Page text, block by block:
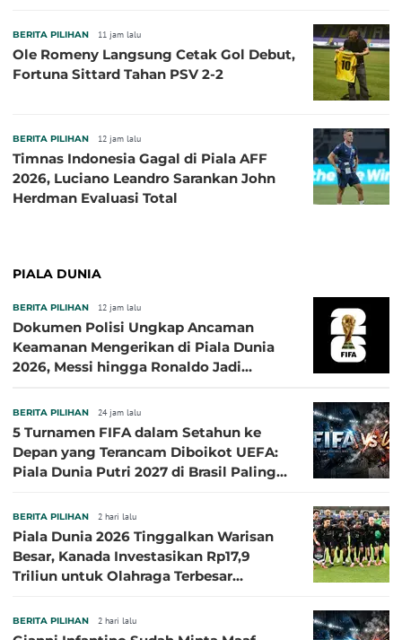
BERITA PILIHAN 11 jam lalu
Ole Romeny Langsung Cetak Gol Debut,
Fortuna Sittard Tahan PSV 2-2
BERITA PILIHAN 12 jam lalu
Timnas Indonesia Gagal di Piala AFF
2026, Luciano Leandro Sarankan John
Herdman Evaluasi Total
PIALA DUNIA
BERITA PILIHAN 12 jam lalu
Dokumen Polisi Ungkap Ancaman
Keamanan Mengerikan di Piala Dunia
2026, Messi hingga Ronaldo Jadi
BERITA PILIHAN 24 jam lalu
5 Turnamen FIFA dalam Setahun ke
Depan yang Terancam Diboikot UEFA:
Piala Dunia Putri 2027 di Brasil Paling
BERITA PILIHAN 2 hari lalu
Piala Dunia 2026 Tinggalkan Warisan
Besar, Kanada Investasikan Rp17,9
Triliun untuk Olahraga Terbesar
BERITA PILIHAN 2 hari lalu